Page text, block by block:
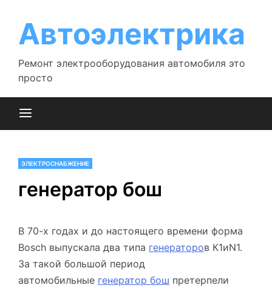
содержимому
Автоэлектрика
Ремонт электрооборудования автомобиля это
просто
ЭЛЕКТРОСНАБЖЕНИЕ
генератор бош
В 70-х годах и до настоящего времени форма
Bosch выпускала два типа генераторов К1иN1.
За такой большой период
автомобильные генератор бош претерпели